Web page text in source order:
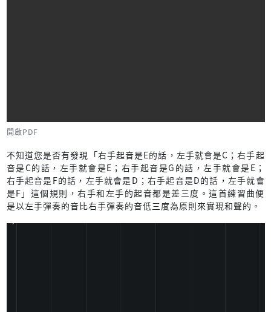
開啟PDF
不知道您是否有發現「右手起音是E的話，左手就會是C；右手起
音是C的話，左手就會是E；右手起音是G的話，左手就會是E；
右手起音是F的話，左手就會是D；右手起音是D的話，左手就會
是F」這個規則，右手和左手的起音都是差三度。這首練習曲便
是以左手彈奏的音比右手彈奏的音低三度為原則來實現和聲的。